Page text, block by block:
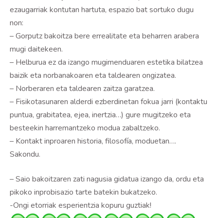
ezaugarriak kontutan hartuta, espazio bat sortuko dugu
non:
– Gorputz bakoitza bere errealitate eta beharren arabera
mugi daitekeen.
– Helburua ez da izango mugimenduaren estetika bilatzea
baizik eta norbanakoaren eta taldearen ongizatea.
– Norberaren eta taldearen zaitza garatzea.
– Fisikotasunaren alderdi ezberdinetan fokua jarri (kontaktu
puntua, grabitatea, ejea, inertzia…) gure mugitzeko eta
besteekin harremantzeko modua zabaltzeko.
– Kontakt inproaren historia, filosofía, moduetan….
Sakondu.
– Saio bakoitzaren zati nagusia gidatua izango da, ordu eta
pikoko inprobisazio tarte batekin bukatzeko.
-Ongi etorriak esperientzia kopuru guztiak!